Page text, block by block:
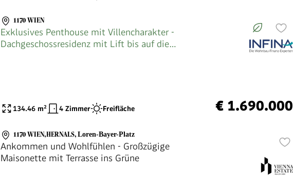
1170 WIEN
Exklusives Penthouse mit Villencharakter -
Dachgeschossresidenz mit Lift bis auf die
134.46 m² 4 Zimmer Freifläche € 1.690.000
1170 WIEN,HERNALS, Loren-Bayer-Platz
Ankommen und Wohlfühlen - Großzügige
Maisonette mit Terrasse ins Grüne